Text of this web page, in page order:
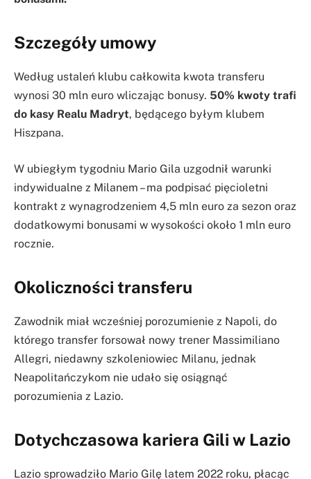
Szczegóły umowy
Według ustaleń klubu całkowita kwota transferu
wynosi 30 mln euro wliczając bonusy. 50% kwoty trafi
do kasy Realu Madryt, będącego byłym klubem
Hiszpana.
W ubiegłym tygodniu Mario Gila uzgodnił warunki
indywidualne z Milanem – ma podpisać pięcioletni
kontrakt z wynagrodzeniem 4,5 mln euro za sezon oraz
dodatkowymi bonusami w wysokości około 1 mln euro
rocznie.
Okoliczności transferu
Zawodnik miał wcześniej porozumienie z Napoli, do
którego transfer forsował nowy trener Massimiliano
Allegri, niedawny szkoleniowiec Milanu, jednak
Neapolitańczykom nie udało się osiągnąć
porozumienia z Lazio.
Dotychczasowa kariera Gili w Lazio
Lazio sprowadziło Mario Gilę latem 2022 roku, płacąc